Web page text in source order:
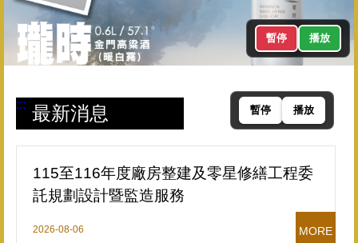
暫停 播放
::: 最新消息 暫停 播放
115至116年度廠房整建及零星修繕工程委
託規劃設計暨監造服務
2026-08-06 MORE